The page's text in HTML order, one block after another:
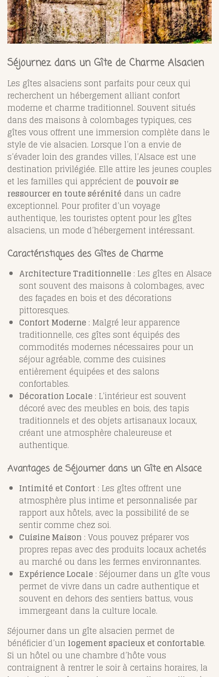
Séjournez dans un Gîte de Charme Alsacien
Les gîtes alsaciens sont parfaits pour ceux qui
recherchent un hébergement alliant confort
moderne et charme traditionnel. Souvent situés
dans des maisons à colombages typiques, ces
gîtes vous offrent une immersion complète dans le
style de vie alsacien. Lorsque l’on a envie de
s’évader loin des grandes villes, l’Alsace est une
destination privilégiée. Elle attire les jeunes couples
et les familles qui apprécient de pouvoir se
ressourcer en toute sérénité dans un cadre
exceptionnel. Pour profiter d’un voyage
authentique, les touristes optent pour les gîtes
alsaciens, un mode d’hébergement intéressant.
Caractéristiques des Gîtes de Charme
Architecture Traditionnelle : Les gîtes en Alsace
sont souvent des maisons à colombages, avec
des façades en bois et des décorations
pittoresques.
Confort Moderne : Malgré leur apparence
traditionnelle, ces gîtes sont équipés des
commodités modernes nécessaires pour un
séjour agréable, comme des cuisines
entièrement équipées et des salons
confortables.
Décoration Locale : L’intérieur est souvent
décoré avec des meubles en bois, des tapis
traditionnels et des objets artisanaux locaux,
créant une atmosphère chaleureuse et
authentique.
Avantages de Séjourner dans un Gîte en Alsace
Intimité et Confort : Les gîtes offrent une
atmosphère plus intime et personnalisée par
rapport aux hôtels, avec la possibilité de se
sentir comme chez soi.
Cuisine Maison : Vous pouvez préparer vos
propres repas avec des produits locaux achetés
au marché ou dans les fermes environnantes.
Expérience Locale : Séjourner dans un gîte vous
permet de vivre dans un cadre authentique et
souvent en dehors des sentiers battus, vous
immergeant dans la culture locale.
Séjourner dans un gîte alsacien permet de
bénéficier d’un logement spacieux et confortable.
Si un hôtel ou une chambre d’hôte vous
contraignent à rentrer le soir à certains horaires, la